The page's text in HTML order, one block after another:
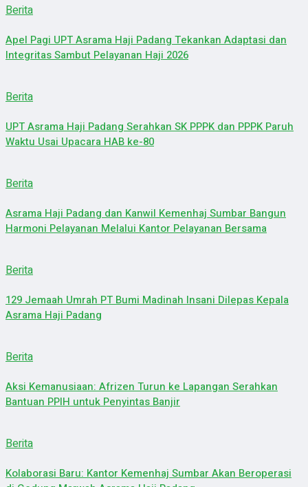
Berita
Apel Pagi UPT Asrama Haji Padang Tekankan Adaptasi dan
Integritas Sambut Pelayanan Haji 2026
Berita
UPT Asrama Haji Padang Serahkan SK PPPK dan PPPK Paruh
Waktu Usai Upacara HAB ke-80
Berita
Asrama Haji Padang dan Kanwil Kemenhaj Sumbar Bangun
Harmoni Pelayanan Melalui Kantor Pelayanan Bersama
Berita
129 Jemaah Umrah PT Bumi Madinah Insani Dilepas Kepala
Asrama Haji Padang
Berita
Aksi Kemanusiaan: Afrizen Turun ke Lapangan Serahkan
Bantuan PPIH untuk Penyintas Banjir
Berita
Kolaborasi Baru: Kantor Kemenhaj Sumbar Akan Beroperasi